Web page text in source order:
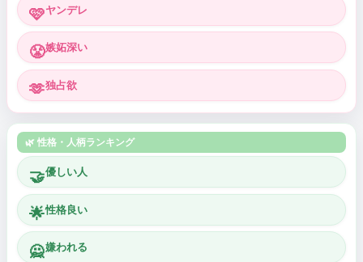
🩷ヤンデレ
😤嫉妬深い
🫶独占欲
🌿 性格・人柄ランキング
🤝優しい人
🌟性格良い
🙅嫌われる